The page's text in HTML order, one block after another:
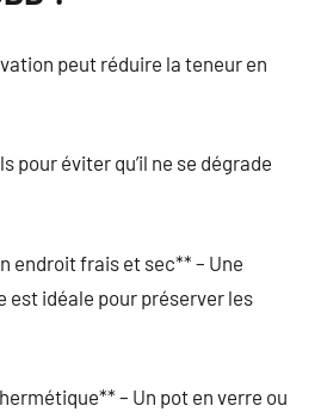
peut réduire la teneur en
pour éviter qu’il ne se dégrade
endroit frais et sec** – Une
est idéale pour préserver les
– Un pot en verre ou